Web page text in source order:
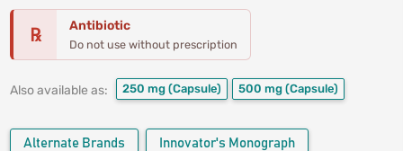
℞ Antibiotic
Do not use without prescription
Also available as: 250 mg (Capsule) 500 mg (Capsule)
Alternate Brands Innovator's Monograph